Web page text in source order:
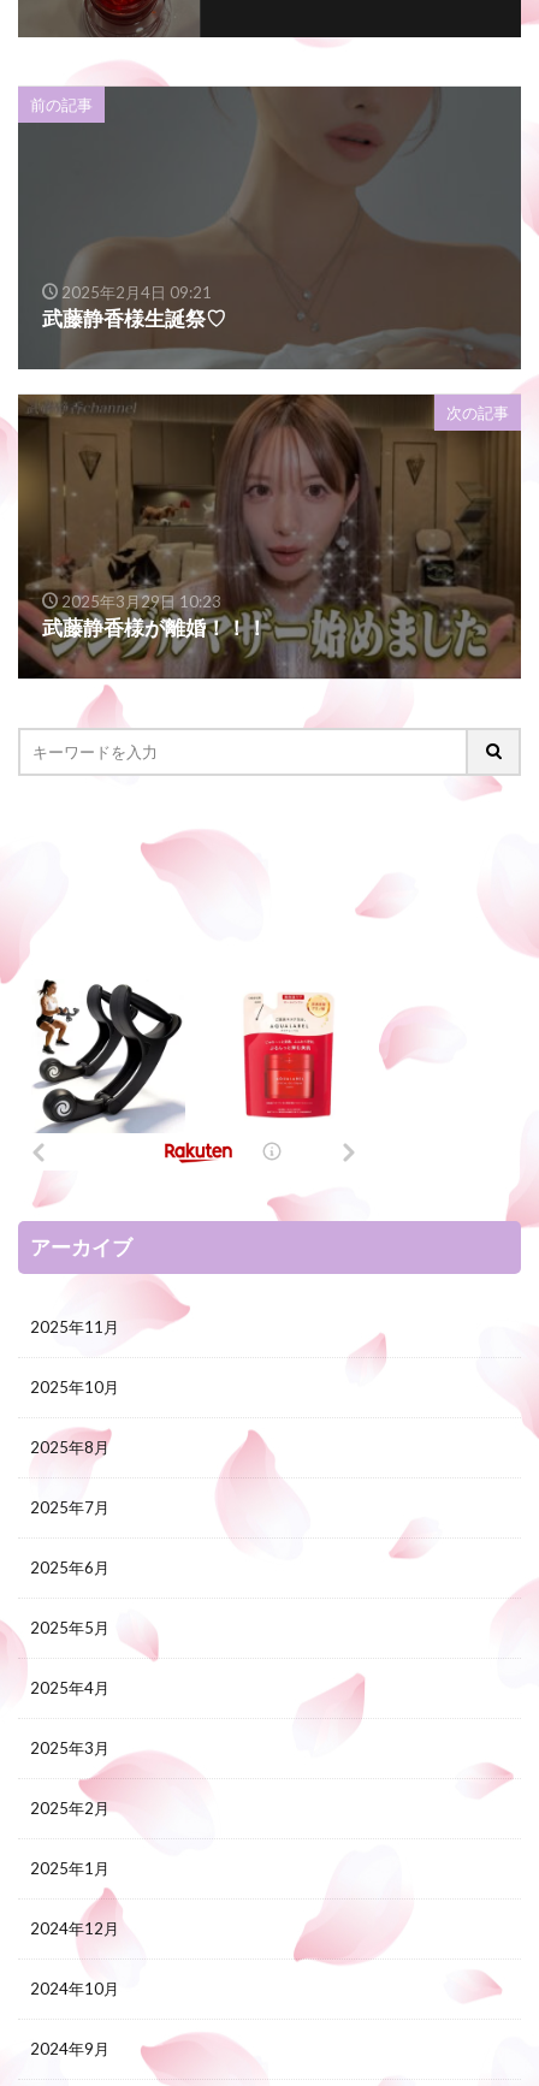
前の記事
2025年2月4日 09:21
武藤静香様生誕祭♡
次の記事
2025年3月29日 10:23
武藤静香様が離婚！！！
アーカイブ
2025年11月
2025年10月
2025年8月
2025年7月
2025年6月
2025年5月
2025年4月
2025年3月
2025年2月
2025年1月
2024年12月
2024年10月
2024年9月